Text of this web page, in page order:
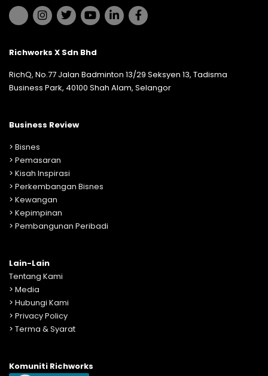
Richworks X Sdn Bhd
RichQ, No.77 Jalan Badminton 13/29 Seksyen 13, Tadisma
Business Park, 40100 Shah Alam, Selangor
Business Review
> Bisnes
> Pemasaran
> Kisah Inspirasi
> Perkembangan Bisnes
> Kewangan
> Kepimpinan
> Pembangunan Peribadi
Lain-Lain
Tentang Kami
> Media
> Hubungi Kami
> Privacy Policy
> Terma & Syarat
Komuniti Richworks